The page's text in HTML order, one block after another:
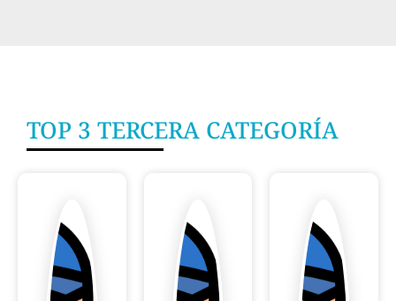
TOP 3 TERCERA CATEGORÍA